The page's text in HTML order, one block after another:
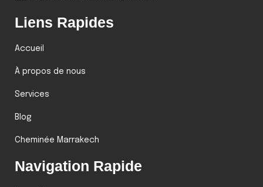
Liens Rapides
Accueil
À propos de nous
Services
Blog
Cheminée Marrakech
Navigation Rapide